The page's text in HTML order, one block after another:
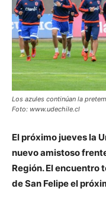
Los azules continúan la
Foto: www.udechile.cl
El próximo jueves la
nuevo amistoso
Región. El
de San Felipe el